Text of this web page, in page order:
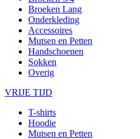
Broeken Lang
Onderkleding
Accessoires
Mutsen en Petten
Handschoenen
Sokken
Overig
VRIJE TIJD
T-shirts
Hoodie
Mutsen en Petten